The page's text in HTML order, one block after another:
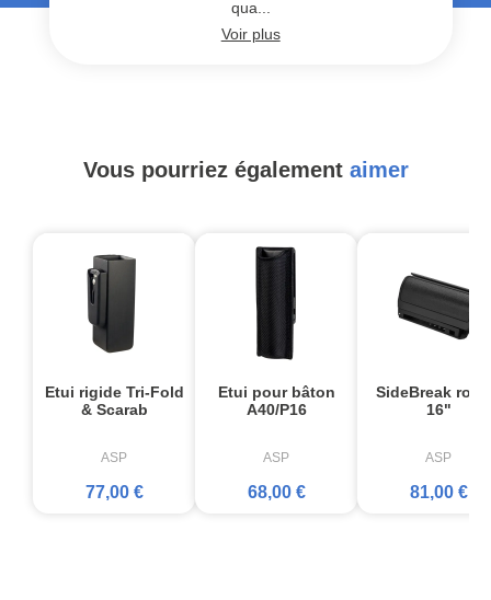
qua...
Voir plus
Vous pourriez également aimer
Etui rigide Tri-Fold
& Scarab
ASP
77,00 €
Etui pour bâton
A40/P16
ASP
68,00 €
SideBreak
16"
ASP
81,00 €